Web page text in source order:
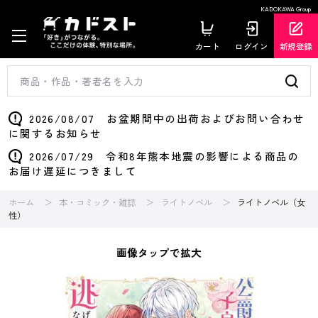
KADOKAWA Group
カート ログイン 新規登録
2026/08/07 お盆期間中の出荷およびお問い合わせ
に関するお知らせ
2026/07/29 令和8年熊本地震の影響による商品の
お届け遅延につきまして
ホーム 本・コミック・雑誌 ライトノベル
ライトノベル（女
性）
画像タップで拡大